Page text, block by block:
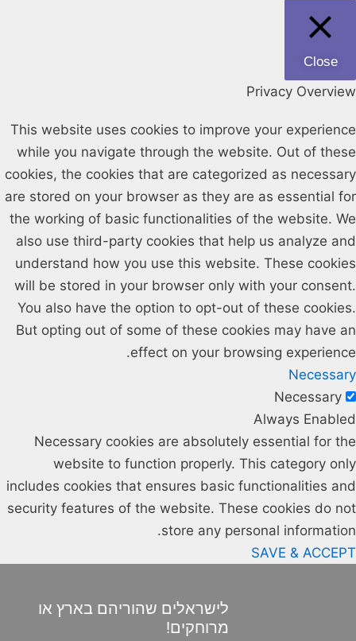
Close
Privacy Overview
This website uses cookies to improve your experience
while you navigate through the website. Out of these
cookies, the cookies that are categorized as necessary
are stored on your browser as they are as essential for
the working of basic functionalities of the website. We
also use third-party cookies that help us analyze and
understand how you use this website. These cookies
will be stored in your browser only with your consent.
You also have the option to opt-out of these cookies.
But opting out of some of these cookies may have an
effect on your browsing experience.
Necessary
Necessary
Always Enabled
Necessary cookies are absolutely essential for the
website to function properly. This category only
includes cookies that ensures basic functionalities and
security features of the website. These cookies do not
store any personal information.
SAVE & ACCEPT
לישראלים שהוריהם בארץ או
מרוחקים!